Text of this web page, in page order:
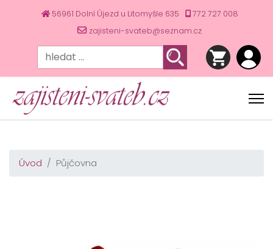
56961 Dolní Újezd u Litomyšle 635
772 727 008
zajisteni-svateb@seznam.cz
Úvod Půjčovna